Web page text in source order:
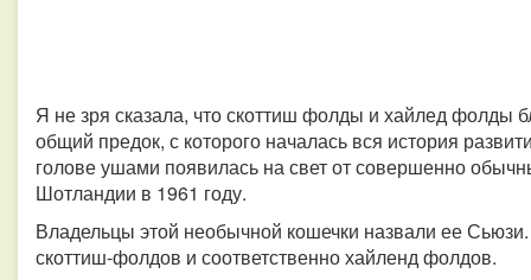
Я не зря сказала, что скоттиш фолды и хайлед фолды
общий предок, с которого началась вся история
голове ушами появилась на свет от совершенно
Шотландии в 1961 году.
Владельцы этой необычной кошечки назвали ее
скоттиш-фолдов и соответственно хайленд фолдов.